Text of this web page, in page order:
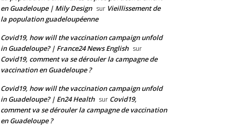
en Guadeloupe | Mily Design sur Vieillissement de
la population guadeloupéenne
Covid19, how will the vaccination campaign unfold
in Guadeloupe? | France24 News English sur
Covid19, comment va se dérouler la campagne de
vaccination en Guadeloupe ?
Covid19, how will the vaccination campaign unfold
in Guadeloupe? | En24 Health sur Covid19,
comment va se dérouler la campagne de vaccination
en Guadeloupe ?